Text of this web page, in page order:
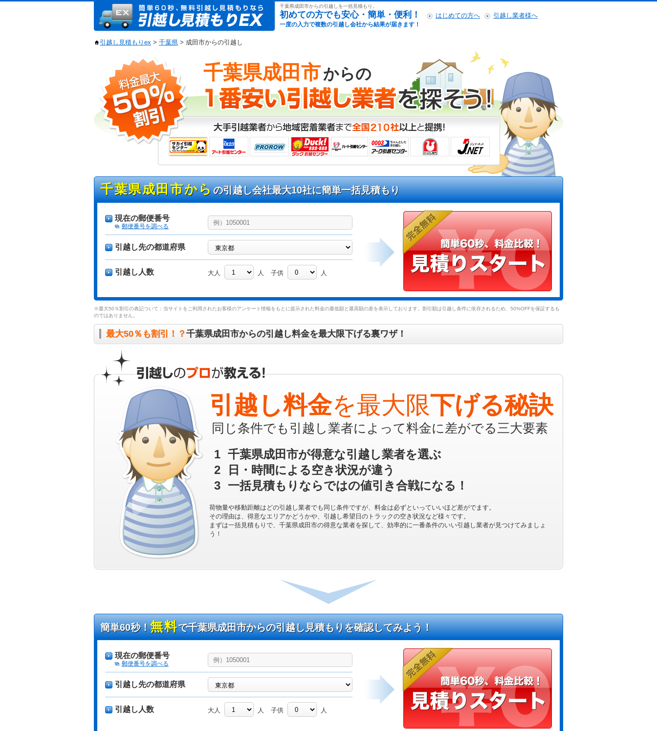
千葉県成田市からの引越しを一括見積もり。
引越し見積もりex
初めての方でも安心・簡単・便利！
一度の入力で複数の引越し会社から結果が届きます！
はじめての方へ 引越し業者様へ
引越し見積もりex > 千葉県 > 成田市からの引越し
千葉県成田市からの
千葉県成田市からの引越し会社最大10社に簡単一括見積もり
現在の郵便番号
郵便番号を調べる
引越し先の都道府県
引越し人数 大人 人 子供 人
※最大50％割引の表記ついて：当サイトをご利用されたお客様のアンケート情報をもとに提示された料金の最低額と最高額の差を表示しております。割引額は引越し条件に依存されるため、50%OFFを保証するも
のではありません。
最大50％も割引！？千葉県成田市からの引越し料金を最大限下げる裏ワザ！
引越し料金を最大限下げる秘訣
同じ条件でも引越し業者によって料金に差がでる三大要素
1 千葉県成田市が得意な引越し業者を選ぶ
2
日・時間による空き状況が違う
3 一括見積もりならではの値引き合戦になる！
荷物量や移動距離はどの引越し業者でも同じ条件ですが、料金は必ずといっていいほど差がでます。
その理由は、得意なエリアかどうかや、引越し希望日のトラックの空き状況など様々です。
まずは一括見積もりで、千葉県成田市の得意な業者を探して、効率的に一番条件のいい引越し業者が見つけてみましょ
う！
簡単60秒！無料で千葉県成田市からの引越し見積もりを確認してみよう！
現在の郵便番号
郵便番号を調べる
引越し先の都道府県
引越し人数 大人 人 子供 人